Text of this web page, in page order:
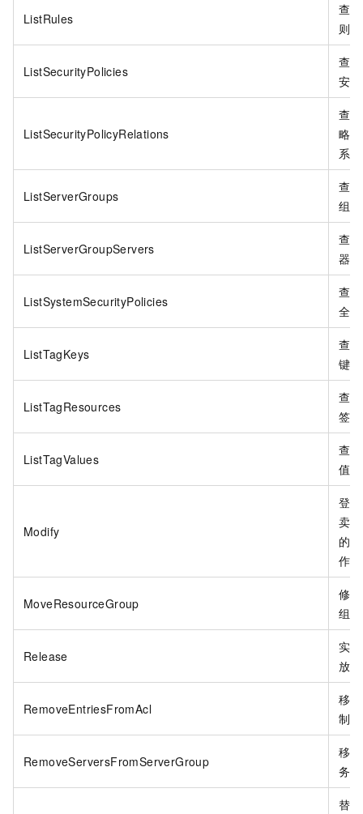
ListRules
查
则。
ListSecurityPolicies
查
安
ListSecurityPolicyRelations
查
略
系。
ListServerGroups
查
组。
ListServerGroupServers
查
器。
ListSystemSecurityPolicies
查
全
ListTagKeys
查
键。
ListTagResources
查
签。
ListTagValues
查
值。
Modify
登
卖
的
作。
MoveResourceGroup
修
组。
Release
实
放
RemoveEntriesFromAcl
移
制
RemoveServersFromServerGroup
移
务
替